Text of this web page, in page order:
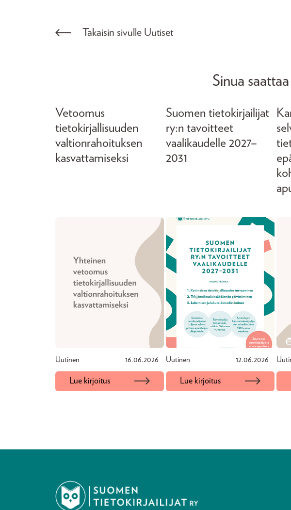
Takaisin sivulle Uutiset
Sinua
Vetoomus
tietokirjallisuuden
valtionrahoituksen
kasvattamiseksi
Uutinen 16.06.2026
Lue kirjoitus
Suomen tietokirjailijat
ry:n tavoitteet
vaalikaudelle 2027–
2031
Uutinen 12.06.2026
Lue kirjoitus